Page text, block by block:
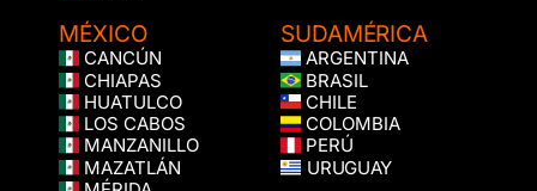
MÉXICO
CANCÚN
CHIAPAS
HUATULCO
LOS CABOS
MANZANILLO
MAZATLÁN
SUDAMÉRICA
ARGENTINA
BRASIL
CHILE
COLOMBIA
PERÚ
URUGUAY